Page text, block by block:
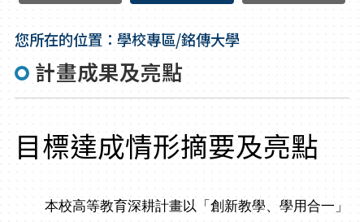
您所在的位置：學校專區/銘傳大學
計畫成果及亮點
目標達成情形摘要及亮點
本校高等教育深耕計畫以「創新教學、學用合一」